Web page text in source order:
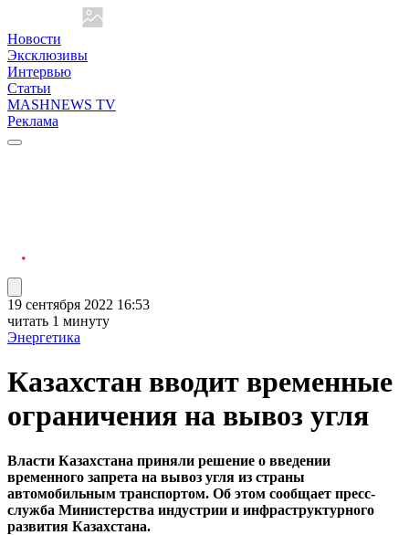
Новости
Эксклюзивы
Интервью
Статьи
MASHNEWS TV
Реклама
19 сентября 2022 16:53
читать 1 минуту
Энергетика
Казахстан вводит временные
ограничения на вывоз угля
Власти Казахстана приняли решение о введении
временного запрета на вывоз угля из страны
автомобильным транспортом. Об этом сообщает пресс-
служба Министерства индустрии и инфраструктурного
развития Казахстана.